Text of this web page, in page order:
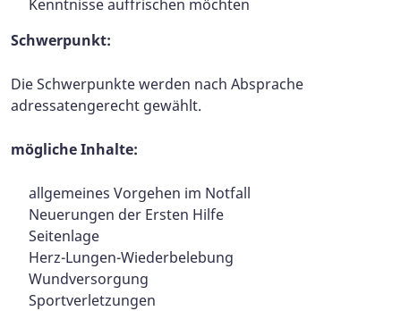
Kenntnisse auffrischen möchten
Schwerpunkt:
Die Schwerpunkte werden nach Absprache
adressatengerecht gewählt.
mögliche Inhalte:
allgemeines Vorgehen im Notfall
Neuerungen der Ersten Hilfe
Seitenlage
Herz-Lungen-Wiederbelebung
Wundversorgung
Sportverletzungen